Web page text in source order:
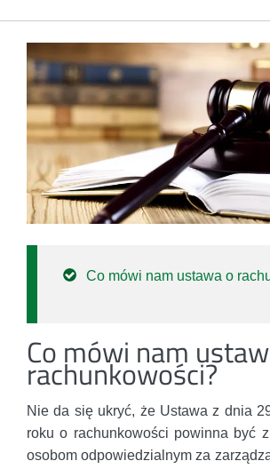
Co mówi nam ustawa o
Co mówi nam
rachunkowości?
Nie da się ukryć, że Ustawa z dnia
roku o rachunkowości powinna być
osobom odpowiedzialnym za